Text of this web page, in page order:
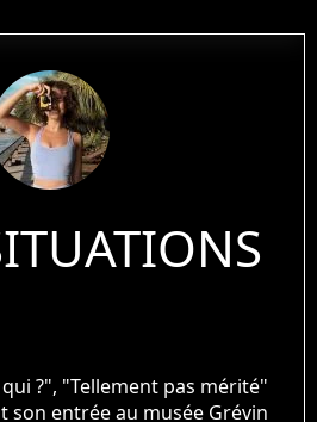
?", "Tellement pas mérité"
son entrée au musée Grévin